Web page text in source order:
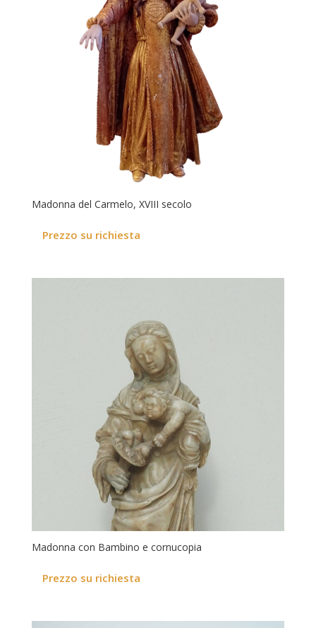
Madonna del Carmelo, XVIII secolo
Prezzo su richiesta
Madonna con Bambino e cornucopia
Prezzo su richiesta